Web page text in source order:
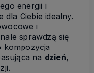
energii i
dla Ciebie idealny.
i
sprawdzą się
kompozycja
na dzień,